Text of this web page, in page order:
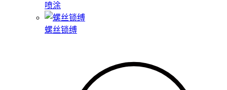
喷涂
螺丝锁缚